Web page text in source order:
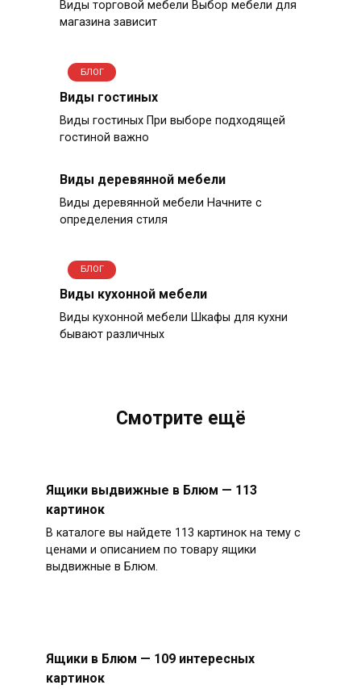
Виды торговой мебели Выбор мебели для
магазина зависит
БЛОГ
Виды гостиных
Виды гостиных При выборе подходящей
гостиной важно
Виды деревянной мебели
Виды деревянной мебели Начните с
определения стиля
БЛОГ
Виды кухонной мебели
Виды кухонной мебели Шкафы для кухни
бывают различных
Смотрите ещё
Ящики выдвижные в Блюм — 113
картинок
В каталоге вы найдете 113 картинок на тему с
ценами и описанием по товару ящики
выдвижные в Блюм.
Ящики в Блюм — 109 интересных
картинок